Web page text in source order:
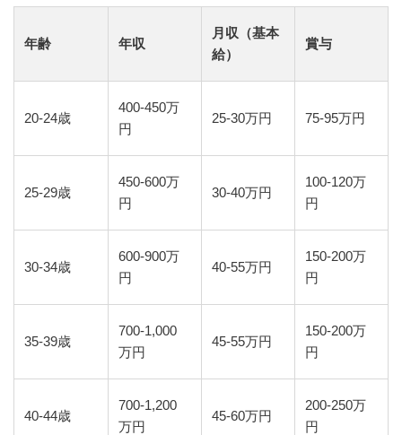
年齢 年収
月収（基本
給）
賞与
20-24歳
400-450万
円
25-30万円 75-95万円
25-29歳
450-600万
円
30-40万円
100-120万
円
30-34歳
600-900万
円
40-55万円
150-200万
円
35-39歳
700-1,000
万円
45-55万円
150-200万
円
40-44歳
700-1,200
万円
45-60万円
200-250万
円